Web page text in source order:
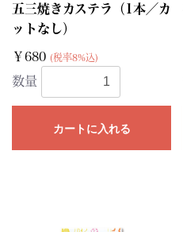
五三焼きカステラ（1本／カ
ットなし）
￥680 (税率8%込)
数量
カートに入れる